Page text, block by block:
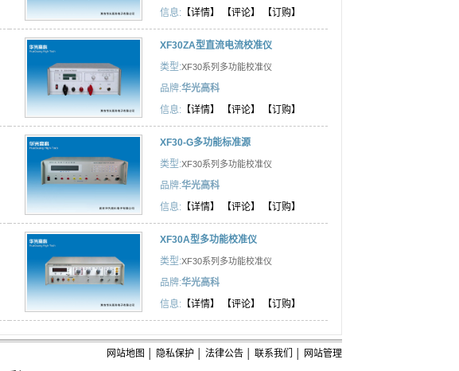
信息: 【详情】 【评论】 【订购】
XF30ZA型直流电流校准仪
类型:XF30系列多功能校准仪
品牌:华光高科
信息: 【详情】 【评论】 【订购】
XF30-G多功能标准源
类型:XF30系列多功能校准仪
品牌:华光高科
信息: 【详情】 【评论】 【订购】
XF30A型多功能校准仪
类型:XF30系列多功能校准仪
品牌:华光高科
信息: 【详情】 【评论】 【订购】
网站地图 隐私保护 法律公告 联系我们 网站管理